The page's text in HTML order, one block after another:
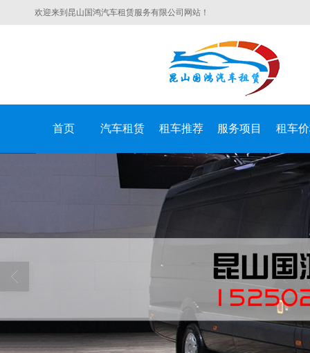
欢迎来到昆山国鸿汽车租赁服务有限公司网站！
昆山国鸿汽车租赁服务有限公司
首页 汽车租赁 租车推荐 服务项目 租车